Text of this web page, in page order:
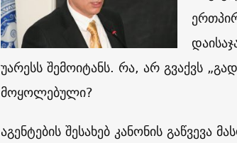
უარესს შემოიტანს. რა, არ გვაქვს
მოყოლებული?
აგენტების შესახებ კანონის